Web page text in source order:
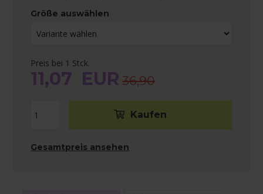
Größe auswählen
Preis bei 1 Stck.
11,07 EUR 36,90
Gesamtpreis ansehen